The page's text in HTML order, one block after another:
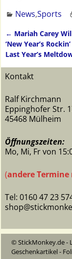
News,Sports
← Mariah Carey
‘New Year’s
Last Year’s
Kontakt
Ralf Kirchmann
Eppinghofer Str.
45468 Mülheim
Öffnungszeiten:
Mo, Mi, Fr von
(andere
Tel: 0160 47 23
© StickMonkey.de -
Geschenkartikel -